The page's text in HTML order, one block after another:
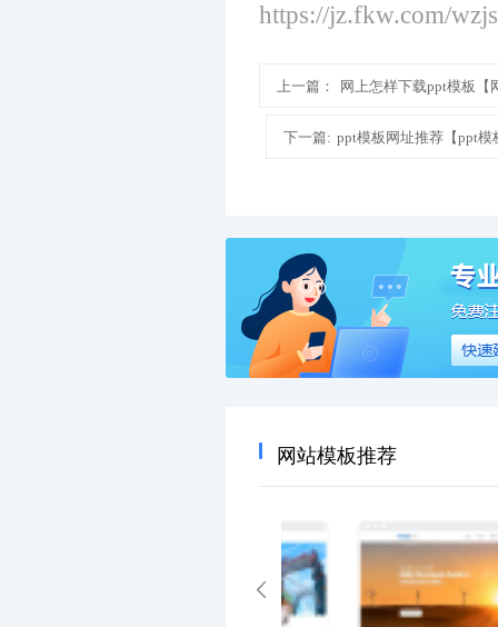
https://jz.fkw.com/
上一篇： 网上怎样下载ppt模板【
下一篇: ppt模板网址推荐【ppt
网站模板推荐